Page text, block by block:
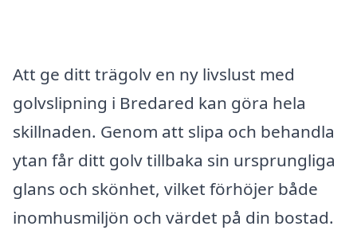
Att ge ditt trägolv en ny livslust med
golvslipning i Bredared kan göra hela
skillnaden. Genom att slipa och behandla
ytan får ditt golv tillbaka sin ursprungliga
glans och skönhet, vilket förhöjer både
inomhusmiljön och värdet på din bostad.